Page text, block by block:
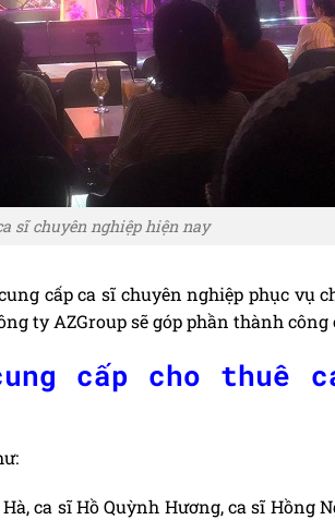
sĩ chuyên nghiệp hiện nay
cấp ca sĩ chuyên nghiệp phục vụ
ty AZGroup sẽ góp phần thành
cấp cho thuê
ca sĩ Hồ Quỳnh Hương, ca sĩ Hồng